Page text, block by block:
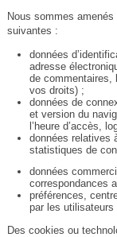
Nous sommes
suivantes :
données
adresse
de commentaires,
vos droits) ;
données de
et version du
l’heure d’accès,
données relatives
statistiques de
données
correspondances
préférences,
par les utilisateurs
Des cookies ou